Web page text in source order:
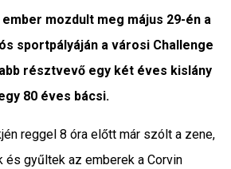
mozdult meg május 29-én a
sportpályáján a városi Challenge
résztvevő egy két éves kislány
80 éves bácsi.
reggel 8 óra előtt már szólt a zene,
gyűltek az emberek a Corvin